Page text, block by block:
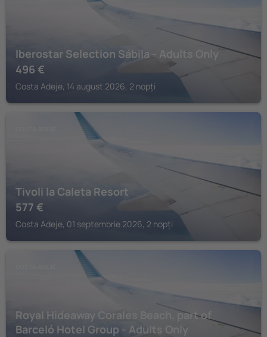
Iberostar Selection Sábila - Adults Only
496 €
Costa Adeje, 14 august 2026, 2 nopți
Tivoli la Caleta Resort
577 €
Costa Adeje, 01 septembrie 2026, 2 nopți
Royal Hideaway Corales Beach, part of
Barceló Hotel Group - Adults Only